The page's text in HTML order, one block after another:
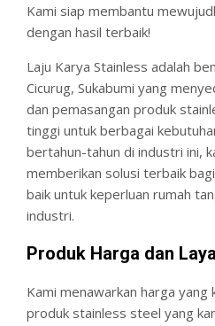
Kami siap membantu
dengan hasil terbaik!
Laju Karya Stainless adalah
Cicurug, Sukabumi yang
dan pemasangan produk
tinggi untuk berbagai
bertahun-tahun di industri ini,
memberikan solusi terbaik
baik untuk keperluan rumah
industri.
Produk Harga dan
Kami menawarkan harga
produk stainless steel yang